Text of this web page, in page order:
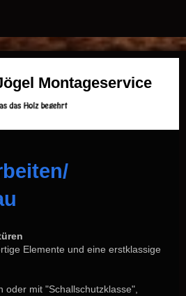
Montageservice
Elemente und eine erstklassige
oder mit "Schallschutzklasse",